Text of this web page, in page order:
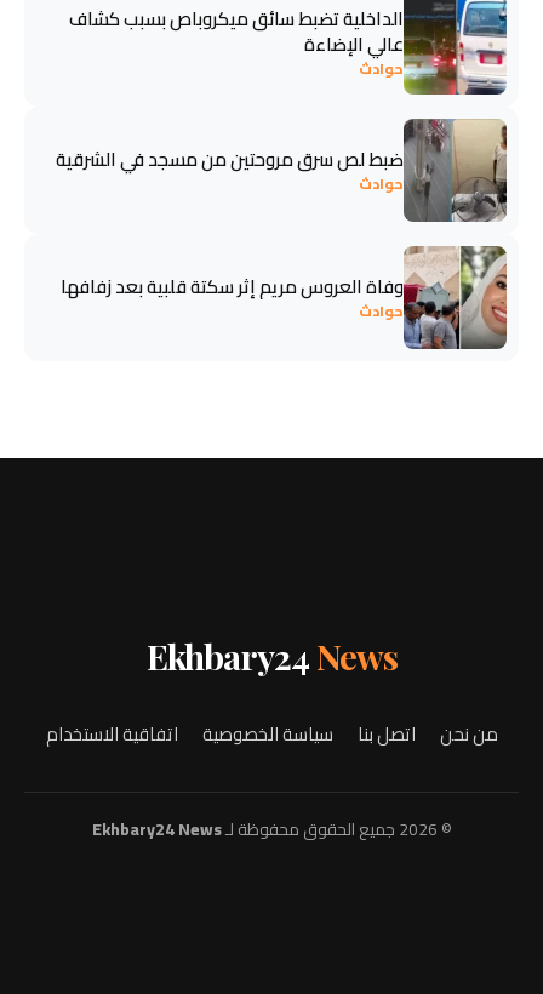
الداخلية تضبط سائق ميكروباص بسبب كشاف
عالي الإضاءة
حوادث
ضبط لص سرق مروحتين من مسجد في الشرقية
حوادث
وفاة العروس مريم إثر سكتة قلبية بعد زفافها
حوادث
Ekhbary24News
من نحن اتصل بنا سياسة الخصوصية اتفاقية الاستخدام
© 2026 جميع الحقوق محفوظة لـ Ekhbary24 News